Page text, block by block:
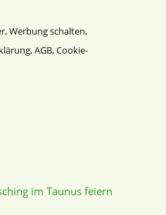
,Werbung schalten,
,AGB,Cookie-
im Taunus feiern